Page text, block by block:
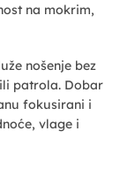
na mokrim,
nošenje bez
patrola. Dobar
fokusirani i
vlage i